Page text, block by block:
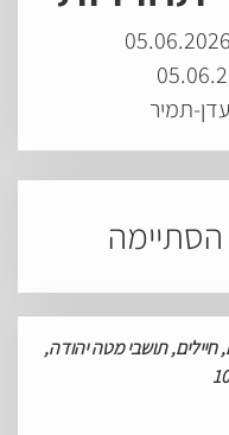
תמיר
חיילים, תושבי מטה יהודה,